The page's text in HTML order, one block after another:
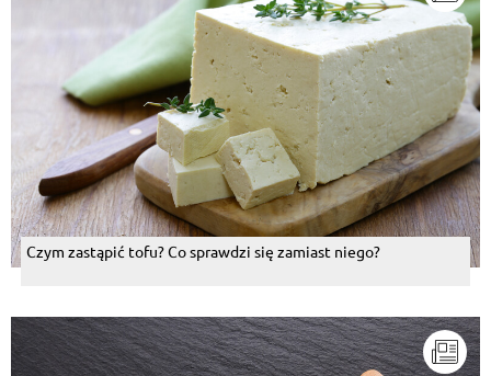
Czym zastąpić tofu? Co sprawdzi się zamiast niego?